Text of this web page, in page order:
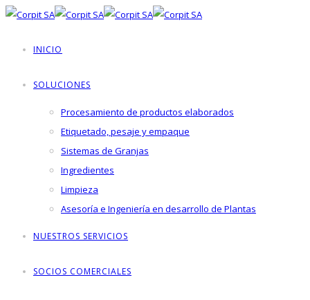
INICIO
SOLUCIONES
Procesamiento de productos elaborados
Etiquetado, pesaje y empaque
Sistemas de Granjas
Ingredientes
Limpieza
Asesoría e Ingeniería en desarrollo de Plantas
NUESTROS SERVICIOS
SOCIOS COMERCIALES